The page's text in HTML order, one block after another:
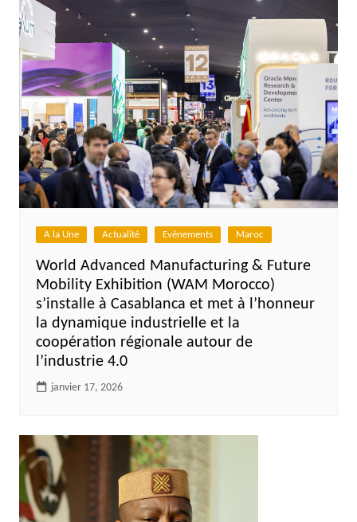
A la Une Actualité Evénements Maroc
World Advanced Manufacturing & Future
Mobility Exhibition (WAM Morocco)
s’installe à Casablanca et met à l’honneur
la dynamique industrielle et la
coopération régionale autour de
l’industrie 4.0
janvier 17, 2026